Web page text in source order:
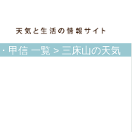
甲信 一覧 > 三床山の天気